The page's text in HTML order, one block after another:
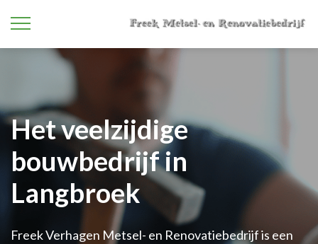
Het veelzijdige
bouwbedrijf in
Langbroek
Freek Verhagen Metsel- en Renovatiebedrijf is een